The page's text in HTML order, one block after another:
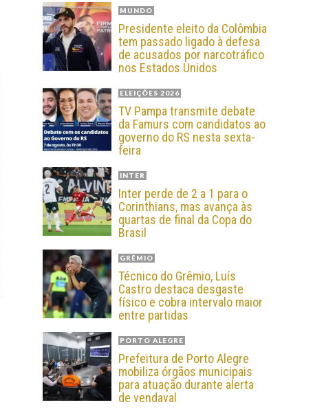
MUNDO
Presidente eleito da Colômbia
tem passado ligado à defesa
de acusados por narcotráfico
nos Estados Unidos
ELEIÇÕES 2026
TV Pampa transmite debate
da Famurs com candidatos ao
governo do RS nesta sexta-
feira
INTER
Inter perde de 2 a 1 para o
Corinthians, mas avança às
quartas de final da Copa do
Brasil
GRÊMIO
Técnico do Grêmio, Luís
Castro destaca desgaste
físico e cobra intervalo maior
entre partidas
PORTO ALEGRE
Prefeitura de Porto Alegre
mobiliza órgãos municipais
para atuação durante alerta
de vendaval